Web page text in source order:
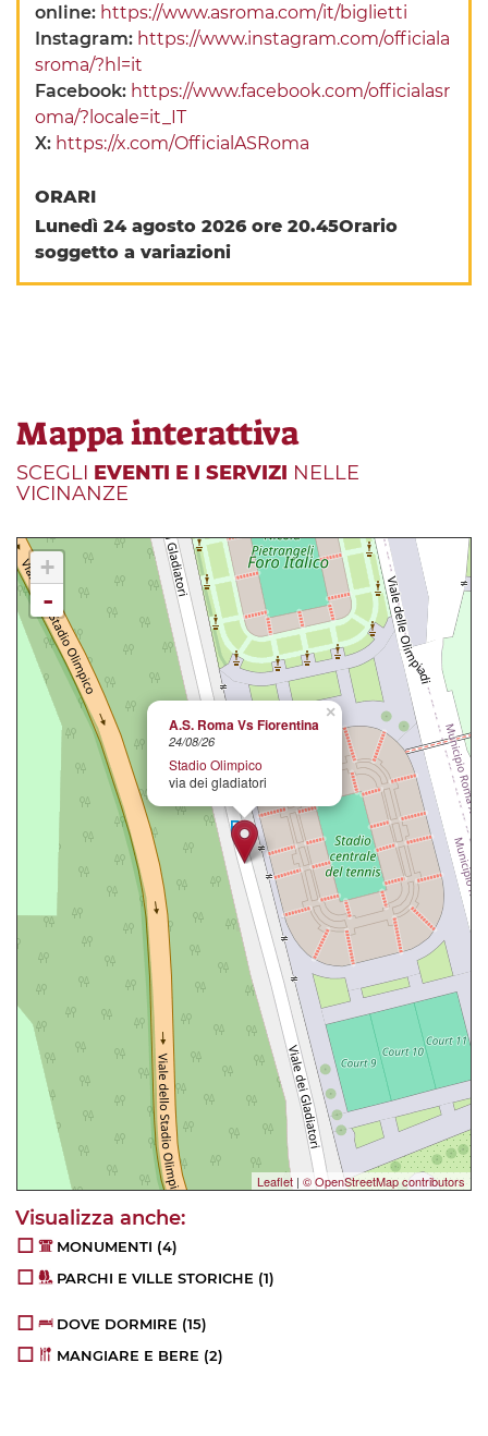
online: https://www.asroma.com/it/biglietti
Instagram: https://www.instagram.com/officiala
sroma/?hl=it
Facebook: https://www.facebook.com/officialasr
oma/?locale=it_IT
X: https://x.com/OfficialASRoma
ORARI
Lunedì 24 agosto 2026 ore 20.45Orario
soggetto a variazioni
Mappa interattiva
SCEGLI EVENTI E I SERVIZI NELLE
VICINANZE
×
A.S. Roma Vs Fiorentina
24/08/26
Stadio Olimpico
via dei gladiatori
+
-
Leaflet | © OpenStreetMap contributors
MONUMENTI (4)
PARCHI E VILLE STORICHE (1)
DOVE DORMIRE (15)
MANGIARE E BERE (2)